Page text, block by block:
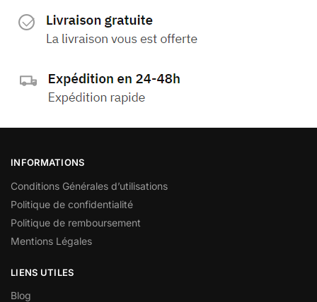
INFORMATIONS
Conditions Générales d’utilisations
Politique de confidentialité
Politique de remboursement
Mentions Légales
LIENS UTILES
Blog